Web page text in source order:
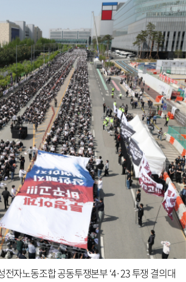
자노동조합 공동투쟁본부 ‘4·23 투쟁 결의대